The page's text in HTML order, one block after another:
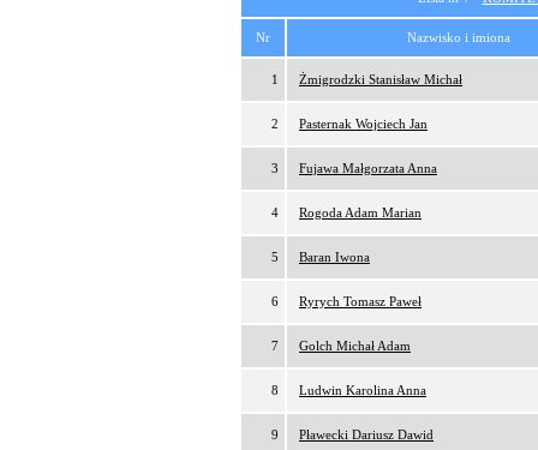
Nr Nazwisko i imiona
1 Żmigrodzki Stanisław Michał
2 Pasternak Wojciech Jan
3 Fujawa Małgorzata Anna
4 Rogoda Adam Marian
5 Baran Iwona
6 Ryrych Tomasz Paweł
7 Golch Michał Adam
8 Ludwin Karolina Anna
9 Pławecki Dariusz Dawid